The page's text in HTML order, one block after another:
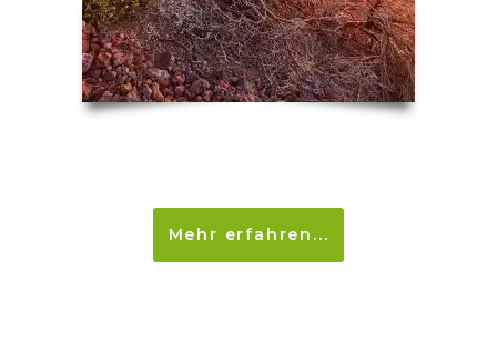
Mehr erfahren...